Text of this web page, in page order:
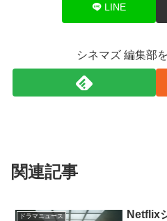
LINE
シネマズ 編集部
関連記事
ドラマニュース
Netflix